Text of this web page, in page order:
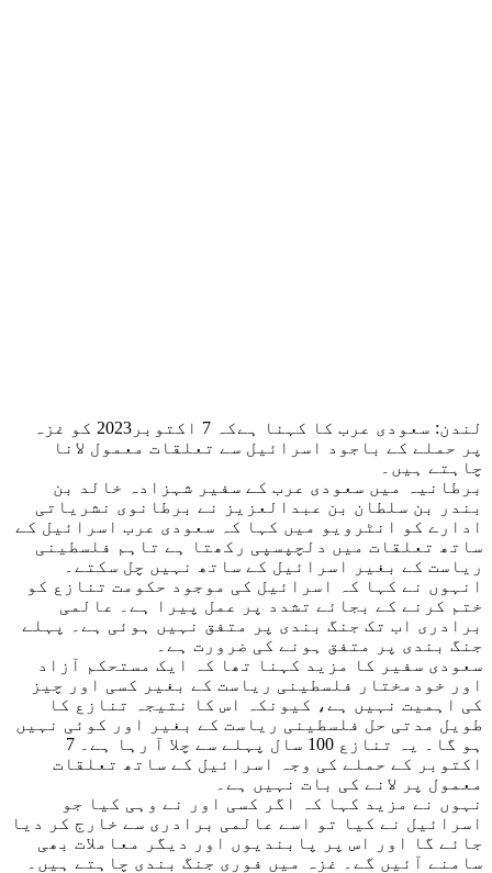
لندن: سعودی عرب کا کہنا ہےکہ 7 اکتوبر2023 کو غزہ
پر حملے کے باجود اسرائیل سے تعلقات معمول لانا
چاہتے ہیں۔
برطانیہ میں سعودی عرب کے سفیر شہزادہ خالد بن
بندر بن سلطان بن عبدالعزیز نے برطانوی نشریاتی
ادارے کو انٹرویو میں کہا کہ سعودی عرب اسرائیل کے
ساتھ تعلقات میں دلچپسپی رکھتا ہے تاہم فلسطینی
ریاست کے بغیر اسرائیل کے ساتھ نہیں چل سکتے۔
انہوں نے کہا کہ اسرائیل کی موجود حکومت تنازع کو
ختم کرنے کے بجائے تشدد پر عمل پیرا ہے۔ عالمی
برادری اب تک جنگ بندی پر متفق نہیں ہوئی ہے۔ پہلے
جنگ بندی پر متفق ہونے کی ضرورت ہے۔
سعودی سفیر کا مزید کہنا تھا کہ ایک مستحکم آزاد
اور خودمختار فلسطینی ریاست کے بغیر کسی اور چیز
کی اہمیت نہیں ہے، کیونکہ اس کا نتیجہ تنازع کا
طویل مدتی حل فلسطینی ریاست کے بغیر اور کوئی نہیں
ہو گا۔ یہ تنازع 100 سال پہلے سے چلا آ رہا ہے۔ 7
اکتوبر کے حملے کی وجہ اسرائیل کے ساتھ تعلقات
معمول پر لانے کی بات نہیں ہے۔
نہوں نے مزید کہا کہ اگر کسی اور نے وہی کیا جو
اسرائیل نے کیا تو اسے عالمی برادری سے خارج کر دیا
جائے گا اور اس پر پابندیوں اور دیگر معاملات بھی
سامنے آئیں گے۔ غزہ میں فوری جنگ بندی چاہتے ہیں۔